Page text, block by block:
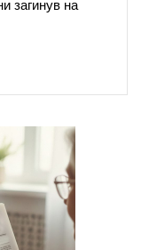
загинув на